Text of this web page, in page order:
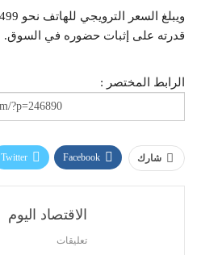
قدرته على إثبات حضوره في السوق.
الرابط المختصر :
شارك Facebook
Twitter
الاقتصاد اليوم
تعليقات